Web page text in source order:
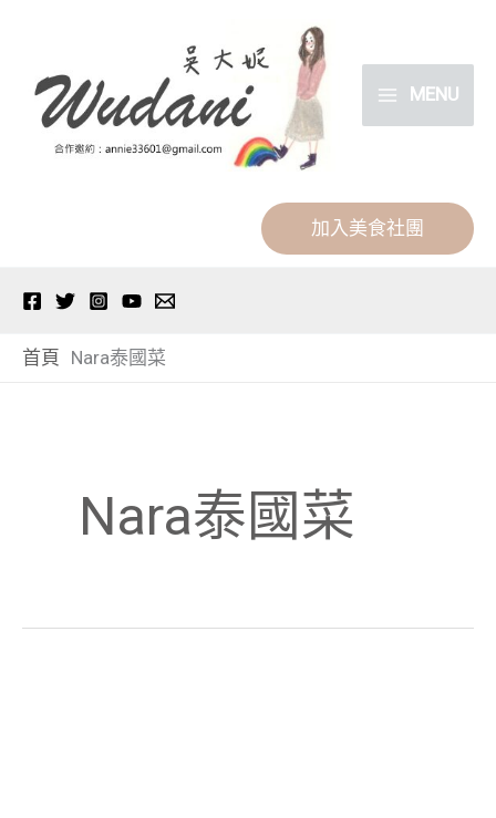
MENU
加入美食社團
首頁 Nara泰國菜
Nara泰國菜